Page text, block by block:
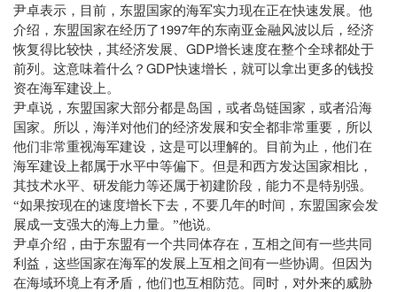
尹卓表示，目前，东盟国家的海军实力现在正在快速发展。他
介绍，东盟国家在经历了1997年的东南亚金融风波以后，经济
恢复得比较快，其经济发展、 GDP增长速度在整个全球都处于
前列。这意味着什么？ GDP快速增长，就可以拿出更多的钱投
资在海军建设上。
尹卓说，东盟国家大部分都是岛国，或者岛链国家，或者沿海
国家。所以，海洋对他们的经济发展和安全都非常重要，所以
他们非常重视海军建设，这是可以理解的。目前为止，他们在
海军建设上都属于水平中等偏下。但是和西方发达国家相比，
其技术水平、研发能力等还属于初建阶段，能力不是特别强。
“如果按现在的速度增长下去，不要几年的时间，东盟国家会发
展成一支强大的海上力量。”他说。
尹卓介绍，由于东盟有一个共同体存在，互相之间有一些共同
利益，这些国家在海军的发展上互相之间有一些协调。但因为
在海域环境上有矛盾，他们也互相防范。同时，对外来的威胁